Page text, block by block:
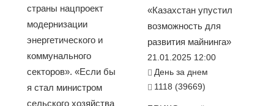
страны нацпроект
модернизации
энергетического и
коммунального
секторов». «Если бы
я стал министром
сельского хозяйства
«Казахстан упустил
возможность для
развития майнинга»
21.01.2025 12:00
День за днем
1118 (39669)